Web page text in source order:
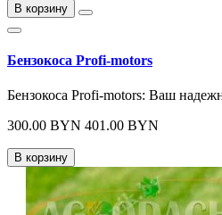
В корзину
Бензокоса Profi-motors
Бензокоса Profi-motors: Ваш
300.00 BYN 401.00 BYN
В корзину